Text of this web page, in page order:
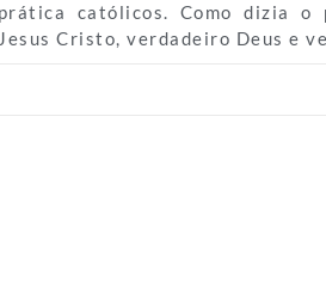
católicos. Como dizia o
Cristo, verdadeiro Deus e